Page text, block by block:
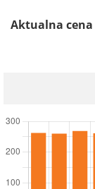
Aktualna cena